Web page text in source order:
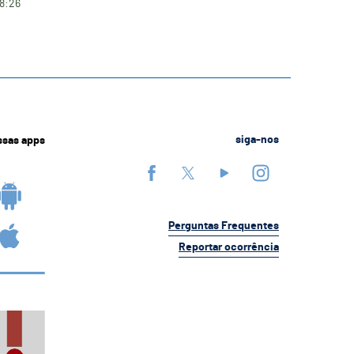
apps siga-nos
Perguntas Frequentes
Reportar ocorrência